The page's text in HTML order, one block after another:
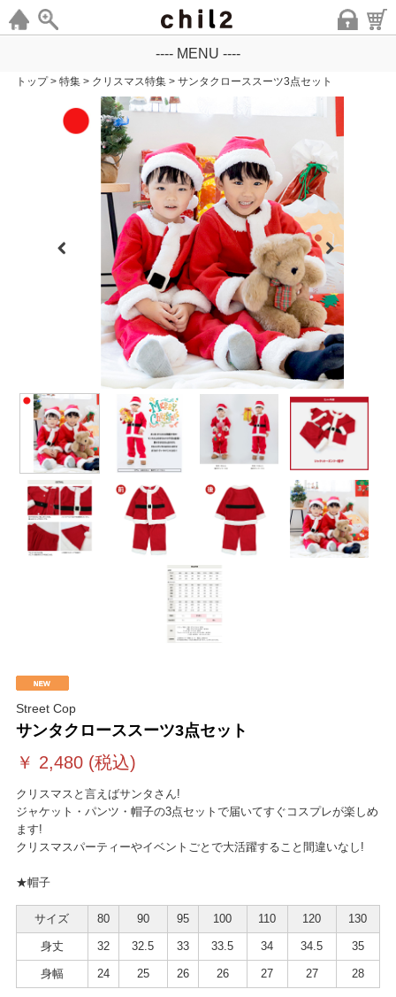
---- MENU ----
トップ > 特集 > クリスマス特集 > サンタクローススーツ3点セット
Street Cop
サンタクローススーツ3点セット
￥ 2,480(税込)
クリスマスと言えばサンタさん!
ジャケット・パンツ・帽子の3点セットで届いてすぐコスプレが楽しめ
ます!
クリスマスパーティーやイベントごとで大活躍すること間違いなし!
★帽子
サイズ 80 90 95 100 110 120 130
身丈 32 32.5 33 33.5 34 34.5 35
身幅 24 25 26 26 27 27 28